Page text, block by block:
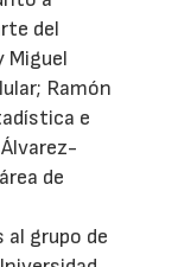
del
Miguel
Ramón
e
de
grupo de